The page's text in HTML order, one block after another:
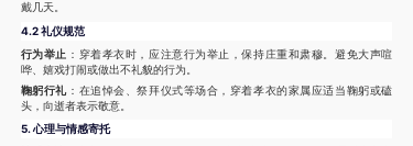
戴几天。
4.2 礼仪规范
行为举止 ：穿着孝衣时，应注意行为举止，保持庄重和肃穆。避免大声喧
哗、嬉戏打闹或做出不礼貌的行为。
鞠躬行礼 ：在追悼会、祭拜仪式等场合，穿着孝衣的家属应适当鞠躬或磕
头，向逝者表示敬意。
5. 心理与情感寄托